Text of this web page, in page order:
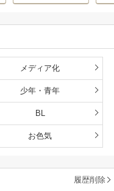
メディア化
少年・青年
BL
お色気
履歴削除